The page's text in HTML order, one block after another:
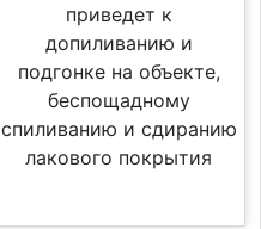
приведет к
допиливанию и
подгонке на объекте,
беспощадному
спиливанию и сдиранию
лакового покрытия